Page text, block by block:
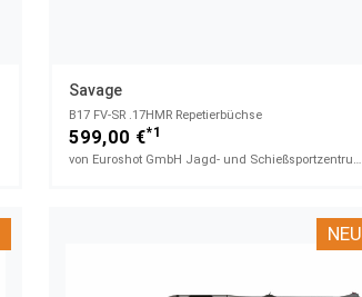
Savage
B17 FV-SR​ .17HMR Repetierbüchse
599,00 €*1
von Euroshot GmbH Jagd- und Schießsportzentrum
NEU